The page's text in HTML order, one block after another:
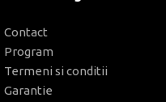
Contact
Program
Termeni si conditii
Garantie